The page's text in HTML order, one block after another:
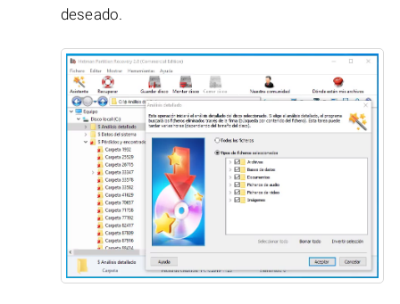
deseado.